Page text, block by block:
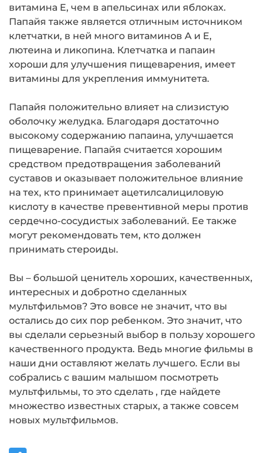
витамина Е, чем в апельсинах или яблоках.
Папайя также является отличным источником
клетчатки, в ней много витаминов А и Е,
лютеина и ликопина. Клетчатка и папаин
хороши для улучшения пищеварения, имеет
витамины для укрепления иммунитета.
Папайя положительно влияет на слизистую
оболочку желудка. Благодаря достаточно
высокому содержанию папаина, улучшается
пищеварение. Папайя считается хорошим
средством предотвращения заболеваний
суставов и оказывает положительное влияние
на тех, кто принимает ацетилсалициловую
кислоту в качестве превентивной меры против
сердечно-сосудистых заболеваний. Ее также
могут рекомендовать тем, кто должен
принимать стероиды.
Вы – большой ценитель хороших, качественных,
интересных и добротно сделанных
мультфильмов? Это вовсе не значит, что вы
остались до сих пор ребенком. Это значит, что
вы сделали серьезный выбор в пользу хорошего
качественного продукта. Ведь многие фильмы в
наши дни оставляют желать лучшего. Если вы
собрались с вашим малышом посмотреть
мультфильмы, то это сделать , где найдете
множество известных старых, а также совсем
новых мультфильмов.